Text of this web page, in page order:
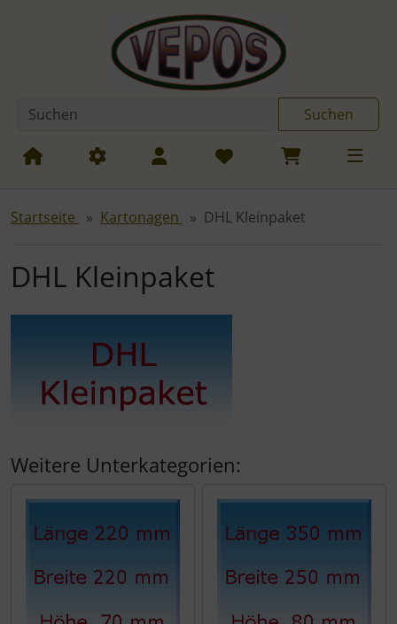
Sprungnavigation
Springe zum Inhalt Springe zur Navigation
Suchen
Startseite Kartonagen DHL Kleinpaket
DHL Kleinpaket
Weitere Unterkategorien: